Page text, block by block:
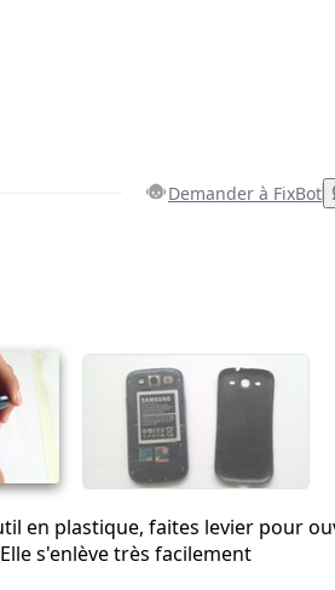
Demander à FixBot
en plastique, faites levier pour
s'enlève très facilement